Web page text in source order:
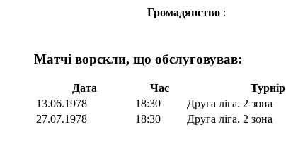
Громадянство :
Матчі ворскли, що обслуговував:
Дата Час Турнір
13.06.1978
18:30 Друга ліга. 2 зона
27.07.1978
18:30 Друга ліга. 2 зона